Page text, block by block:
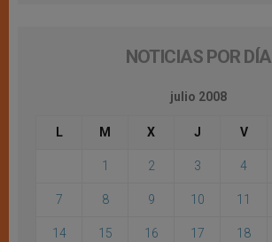
NOTICIAS POR DÍA
julio 2008
L M X J V
1 2 3 4
7 8 9 10 11
14 15 16 17 18